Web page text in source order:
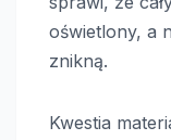
oświetlony, a
znikną.
Kwestia